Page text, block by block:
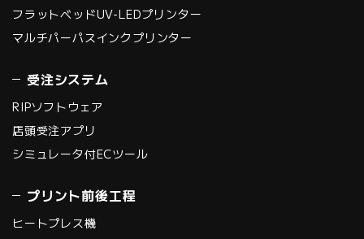
フラットベッドUV-LEDプリンター
マルチパーパスインクプリンター
受注システム
RIPソフトウェア
店頭受注アプリ
シミュレータ付ECツール
プリント前後工程
ヒートプレス機